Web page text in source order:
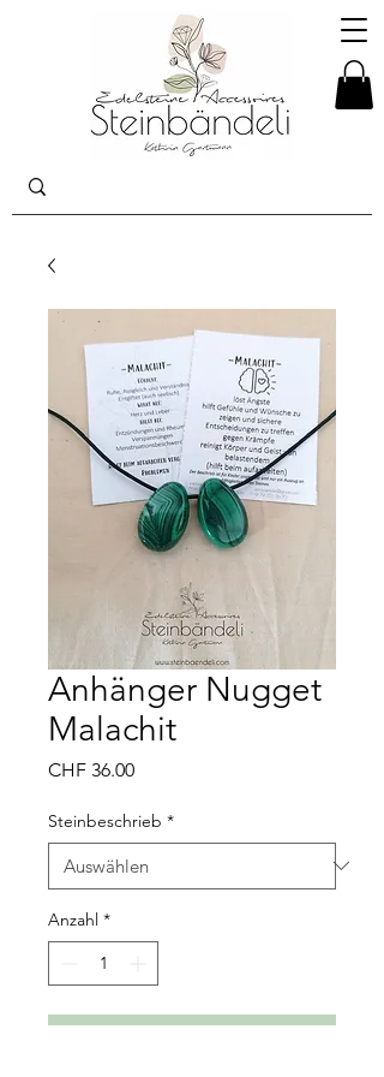
Anhänger Nugget
Malachit
CHF 36.00Preis
Steinbeschrieb *
Anzahl *